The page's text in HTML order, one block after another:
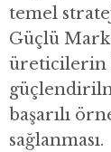
temel
Güçlü
üreticilerin
başarılı
sağlanması.